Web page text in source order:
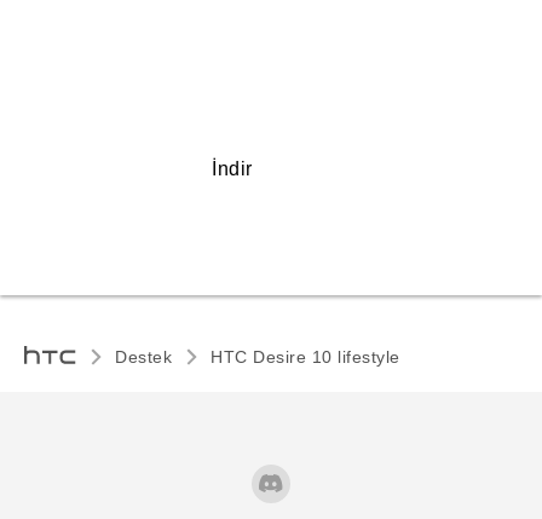
İndir
Destek HTC Desire 10 lifestyle‎